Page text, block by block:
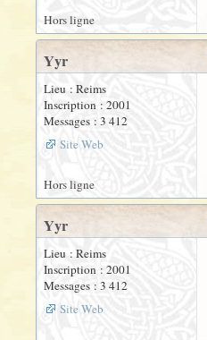
Hors ligne
Yyr
Lieu : Reims
Inscription : 2001
Messages : 3 412
Site Web
Hors ligne
Yyr
Lieu : Reims
Inscription : 2001
Messages : 3 412
Site Web